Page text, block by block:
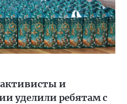
и
уделили ребятам с